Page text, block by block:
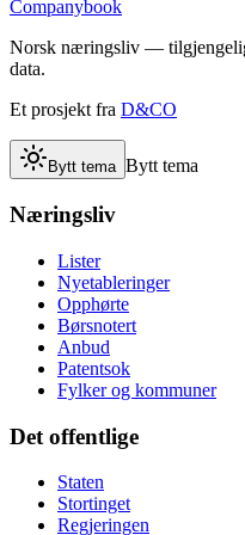
Companybook
Norsk næringsliv —
data.
Et prosjekt fra D&CO
Bytt tema Bytt tema
Næringsliv
Lister
Nyetableringer
Opphørte
Børsnotert
Anbud
Patentsok
Fylker og kommuner
Det offentlige
Staten
Stortinget
Regjeringen